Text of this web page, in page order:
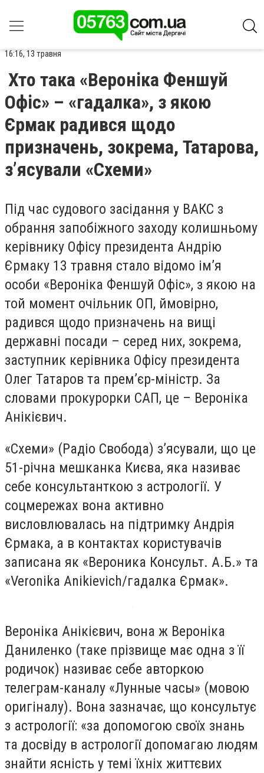
16:16, 13 травня
Хто така «Вероніка Феншуй
Офіс» – «гадалка», з якою
Єрмак радився щодо
призначень, зокрема, Татарова,
з’ясували «Схеми»
Під час судового засідання у ВАКС з
обрання запобіжного заходу колишньому
керівнику Офісу президента Андрію
Єрмаку 13 травня стало відомо ім’я
особи «Вероніка Феншуй Офіс», з якою на
той момент очільник ОП, ймовірно,
радився щодо призначень на вищі
державні посади – серед них, зокрема,
заступник керівника Офісу президента
Олег Татаров та прем’єр-міністр. За
словами прокурорки САП, це – Вероніка
Анікієвич.
«Схеми» (Радіо Свобода) з’ясували, що це
51-річна мешканка Києва, яка називає
себе консультанткою з астрології. У
соцмережах вона активно
висловлювалась на підтримку Андрія
Єрмака, а в контактах користувачів
записана як «Вероника Консульт. А.Б.» та
«Veronika Anikievich/гадалка Єрмак».
Вероніка Анікієвич, вона ж Вероніка
Даниленко (таке прізвище має одна з її
родичок) називає себе авторкою
телеграм-каналу «Лунные часы» (мовою
оригіналу). Вона зазначає, що консультує
з астрології: «за допомогою своїх знань
та досвіду в астрології допомагаю людям
знайти ясність у темі їхніх життєвих